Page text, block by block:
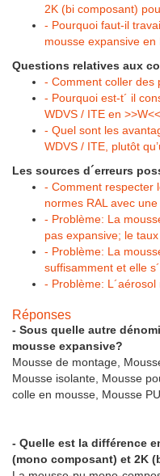
2K (bi composant)
- Pourquoi faut-il
mousse expansive
Questions relatives aux
- Comment coller des
- Pourquoi est-t´ il
WDVS / ITE en
- Quel sont les
WDVS / ITE, plutôt
Les sources d´erreurs
- Comment respecter
normes RAL avec
- Problème: La
pas expansive; le
- Problème: La
suffisamment et elle
- Problème:
Réponses
- Sous quelle autre
mousse expansive?
Mousse de montage,
Mousse isolante, Mousse
colle en mousse, Mousse
- Quelle est la différence
(mono composant) et 2K